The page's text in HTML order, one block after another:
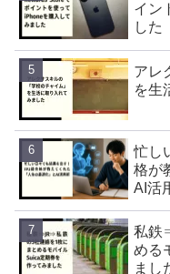
イン
した
アレ
を生
忙し
格が
AI活
私鉄
める
まし